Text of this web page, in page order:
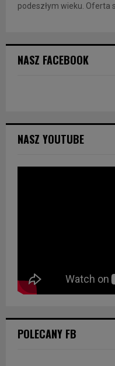
podeszłym wieku. Oferta
NASZ FACEBOOK
NASZ YOUTUBE
POLECANY FB